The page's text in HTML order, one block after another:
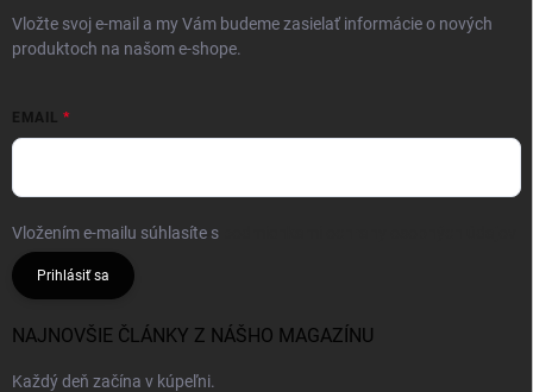
Vložte svoj e-mail a my Vám budeme zasielať informácie o nových
produktoch na našom e-shope.
EMAIL
Vložením e-mailu súhlasíte s
Prihlásiť sa
NAJNOVŠIE ČLÁNKY Z NÁŠHO MAGAZÍNU
Každý deň začína v kúpeľni.